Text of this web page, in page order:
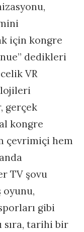
için kongre
dedikleri
VR
gerçek
kongre
çevrimiçi hem
TV şovu
oyunu,
gibi
sıra, tarihi bir